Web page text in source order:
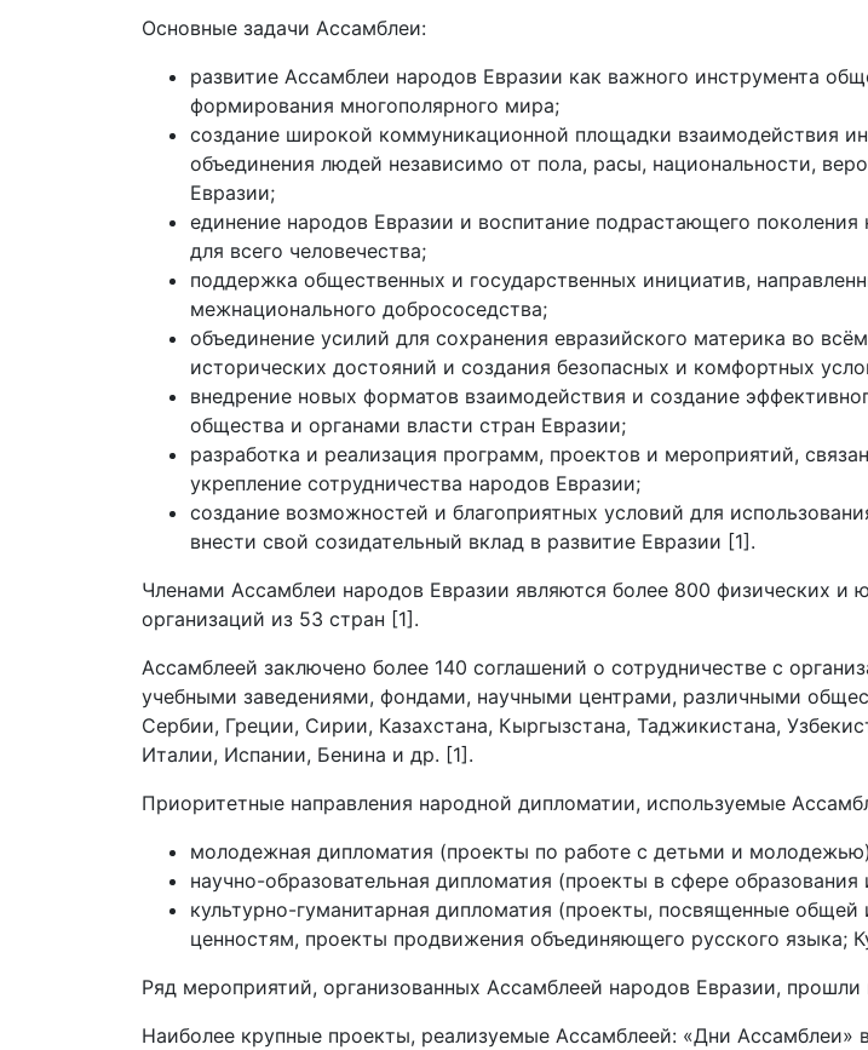
Основные задачи Ассамблеи:
развитие Ассамблеи народов Евразии как важного инструмента
формирования многополярного мира;
создание широкой коммуникационной площадки взаимодействия
объединения людей независимо от пола, расы, национальности,
Евразии;
единение народов Евразии и воспитание подрастающего
для всего человечества;
поддержка общественных и государственных инициатив,
межнационального добрососедства;
объединение усилий для сохранения евразийского материка во
исторических достояний и создания безопасных и комфортных
внедрение новых форматов взаимодействия и создание
общества и органами власти стран Евразии;
разработка и реализация программ, проектов и мероприятий,
укрепление сотрудничества народов Евразии;
создание возможностей и благоприятных условий для
внести свой созидательный вклад в развитие Евразии [1].
Членами Ассамблеи народов Евразии являются более 800 физических и
организаций из 53 стран [1].
Ассамблеей заключено более 140 соглашений о сотрудничестве с
учебными заведениями, фондами, научными центрами, различными
Сербии, Греции, Сирии, Казахстана, Кыргызстана, Таджикистана,
Италии, Испании, Бенина и др. [1].
Приоритетные направления народной дипломатии, используемые
молодежная дипломатия (проекты по работе с детьми и
научно-образовательная дипломатия (проекты в сфере образования
культурно-гуманитарная дипломатия (проекты, посвященные
ценностям, проекты продвижения объединяющего русского языка;
Ряд мероприятий, организованных Ассамблеей народов Евразии,
Наиболее крупные проекты, реализуемые Ассамблеей: «Дни Ассамблеи»